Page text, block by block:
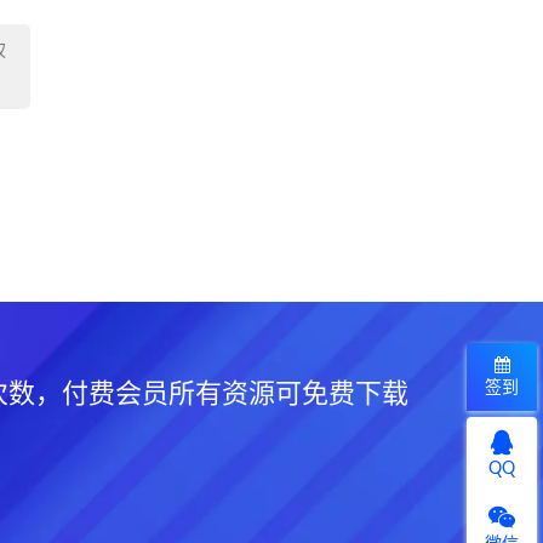
，付费会员所有资源可免费下载 签到
QQ